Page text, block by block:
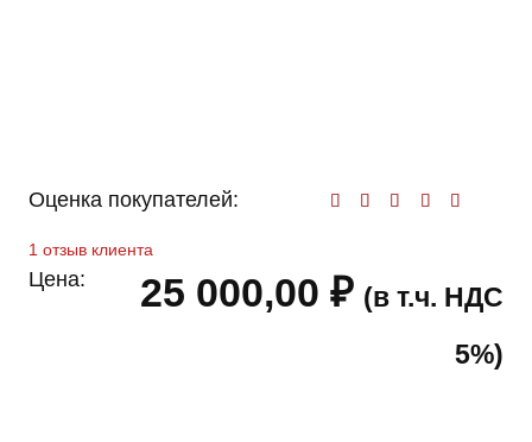
Оценка покупателей:
1 отзыв клиента
Цена: 25 000,00 ₽ (в т.ч. НДС
5%)